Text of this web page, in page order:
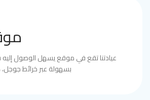
عيادتنا تقع في موقع يسهل الوصول إليه
بسهولة عبر خرائط